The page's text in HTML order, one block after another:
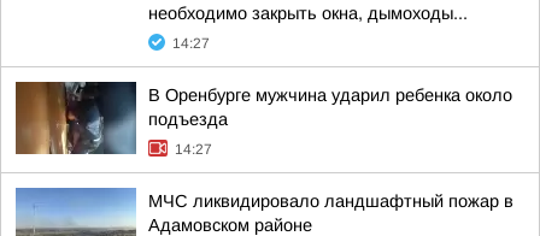
необходимо закрыть окна, дымоходы...
14:27
В Оренбурге мужчина ударил ребенка около
подъезда
14:27
МЧС ликвидировало ландшафтный пожар в
Адамовском районе